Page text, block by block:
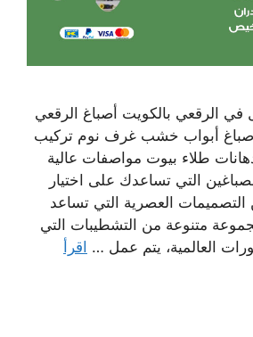
في الرقعي بالكويت أصباغ الرقعي
صباغ أبواب خشب غرف نوم تركيب
طلاء بيوت مواصفات عالية
التي تساعدك على اختيار
العصرية التي تساعد
متنوعة من التشطيبات التي
العالمية، يتم عمل … اقرأ